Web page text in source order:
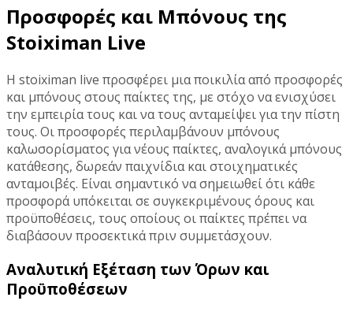
Προσφορές και Μπόνους της
Stoiximan Live
Η stoiximan live προσφέρει μια ποικιλία από προσφορές
και μπόνους στους παίκτες της, με στόχο να ενισχύσει
την εμπειρία τους και να τους ανταμείψει για την πίστη
τους. Οι προσφορές περιλαμβάνουν μπόνους
καλωσορίσματος για νέους παίκτες, αναλογικά μπόνους
κατάθεσης, δωρεάν παιχνίδια και στοιχηματικές
ανταμοιβές. Είναι σημαντικό να σημειωθεί ότι κάθε
προσφορά υπόκειται σε συγκεκριμένους όρους και
προϋποθέσεις, τους οποίους οι παίκτες πρέπει να
διαβάσουν προσεκτικά πριν συμμετάσχουν.
Αναλυτική Εξέταση των Όρων και
Προϋποθέσεων